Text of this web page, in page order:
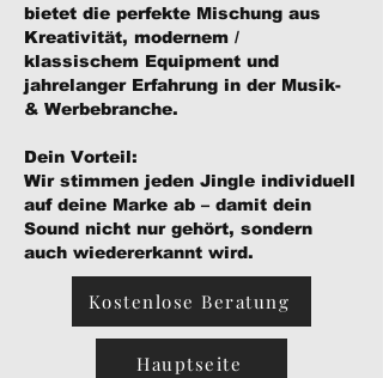
bietet die perfekte Mischung aus
Kreativität, modernem /
klassischem Equipment und
jahrelanger Erfahrung in der Musik-
& Werbebranche.
Dein Vorteil:
Wir stimmen jeden Jingle individuell
auf deine Marke ab – damit dein
Sound nicht nur gehört, sondern
auch wiedererkannt wird.
Kostenlose Beratung
Hauptseite